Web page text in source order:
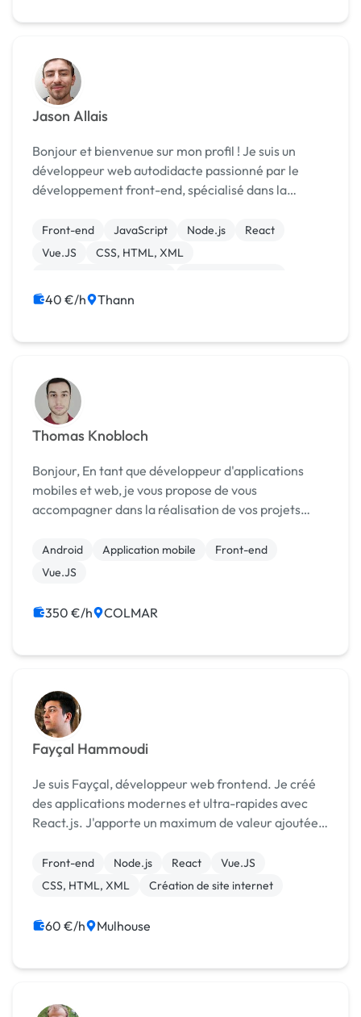
Jason Allais
Bonjour et bienvenue sur mon profil ! Je suis un
développeur web autodidacte passionné par le
développement front-end, spécialisé dans la
sur OpenClassroom que j'ai réussi avec succès, j'ai
déc...
Front-end JavaScript Node.js
React
Vue.JS
CSS, HTML, XML
Logo
40 €/h Thann
Thomas Knobloch
Bonjour, En tant que développeur d'applications
mobiles et web, je vous propose de vous
accompagner dans la réalisation de vos projets
- Développement d'applications mobiles en natif
Andr...
Android Application mobile
Front-end
Vue.JS
350 €/h COLMAR
Fayçal Hammoudi
Je suis Fayçal, développeur web frontend. Je créé
des applications modernes et ultra-rapides avec
React.js. J'apporte un maximum de valeur ajoutée
particulière à la qualité du code que j’écris et en
suiva...
Front-end Node.js React
Vue.JS
CSS, HTML, XML
Création de site internet
60 €/h Mulhouse